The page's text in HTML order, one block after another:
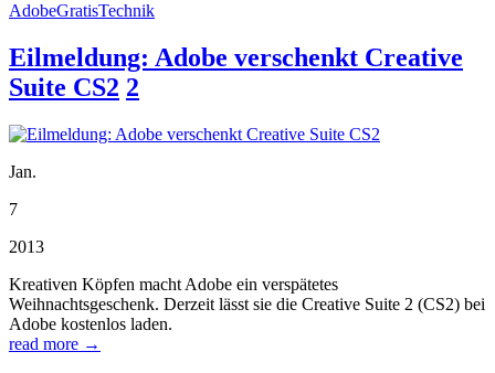
AdobeGratisTechnik
Eilmeldung: Adobe verschenkt Creative
Suite CS2 2
Jan.
7
2013
Kreativen Köpfen macht Adobe ein verspätetes
Weihnachtsgeschenk. Derzeit lässt sie die Creative Suite 2 (CS2) bei
Adobe kostenlos laden.
read more →